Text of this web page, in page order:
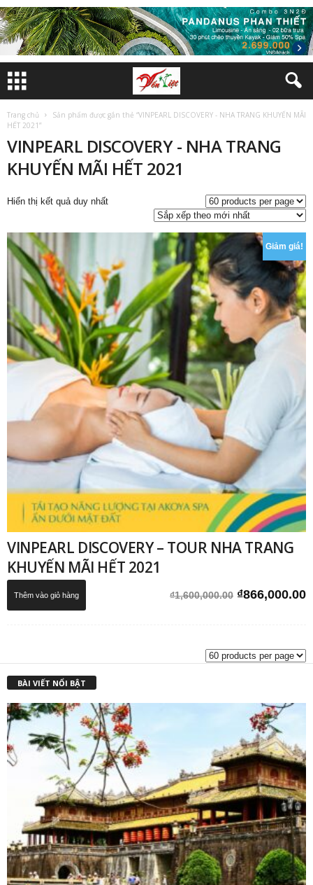
Trang chủ
Sản phẩm được gắn thẻ “VINPEARL DISCOVERY - NHA TRANG KHUYẾN MÃI
HẾT 2021”
VINPEARL DISCOVERY - NHA TRANG
KHUYẾN MÃI HẾT 2021
Hiển thị kết quả duy nhất
Giảm giá!
VINPEARL DISCOVERY – TOUR NHA TRANG
KHUYẾN MÃI HẾT 2021
₫1,600,000.00 Giá
₫866,000.00
Thêm vào giỏ hàng
BÀI VIẾT NỔI BẬT